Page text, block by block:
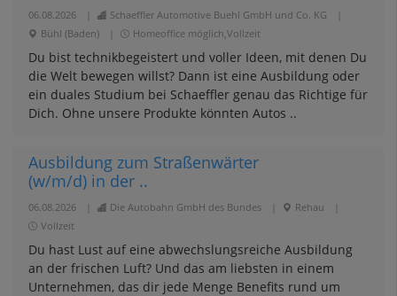
06.08.2026 Schaeffler Automotive Buehl GmbH und Co. KG
Bühl (Baden)
Homeoffice möglich,Vollzeit
Du bist technikbegeistert und voller Ideen, mit denen Du
die Welt bewegen willst? Dann ist eine Ausbildung oder
ein duales Studium bei Schaeffler genau das Richtige für
Dich. Ohne unsere Produkte könnten Autos ..
Ausbildung zum Straßenwärter
(w/m/d) in der ..
06.08.2026 Die Autobahn GmbH des Bundes Rehau
Vollzeit
Du hast Lust auf eine abwechslungsreiche Ausbildung
an der frischen Luft? Und das am liebsten in einem
Unternehmen, das dir jede Menge Benefits rund um